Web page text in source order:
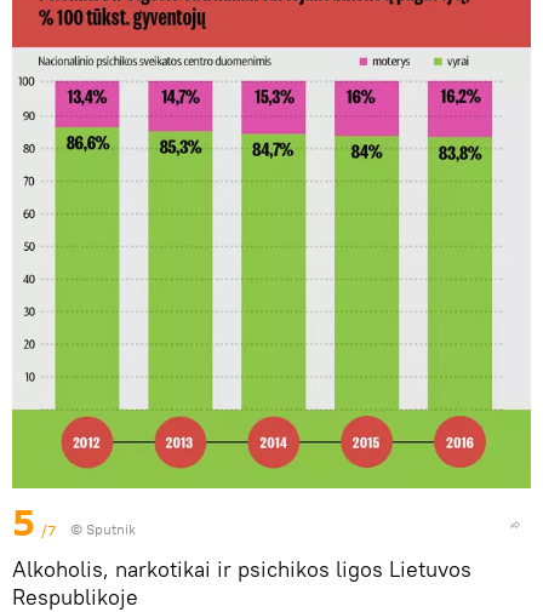
5 /7 © Sputnik
Alkoholis, narkotikai ir psichikos ligos Lietuvos
Respublikoje